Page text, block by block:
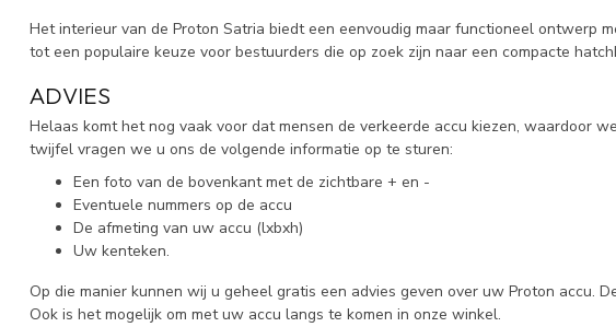
Het interieur van de Proton Satria biedt een eenvoudig maar functioneel ontwerp
tot een populaire keuze voor bestuurders die op zoek zijn naar een compacte
ADVIES
Helaas komt het nog vaak voor dat mensen de verkeerde accu kiezen, waardoor
twijfel vragen we u ons de volgende informatie op te sturen:
Een foto van de bovenkant met de zichtbare + en -
Eventuele nummers op de accu
De afmeting van uw accu (lxbxh)
Uw kenteken.
Op die manier kunnen wij u geheel gratis een advies geven over uw Proton accu.
Ook is het mogelijk om met uw accu langs te komen in onze winkel.